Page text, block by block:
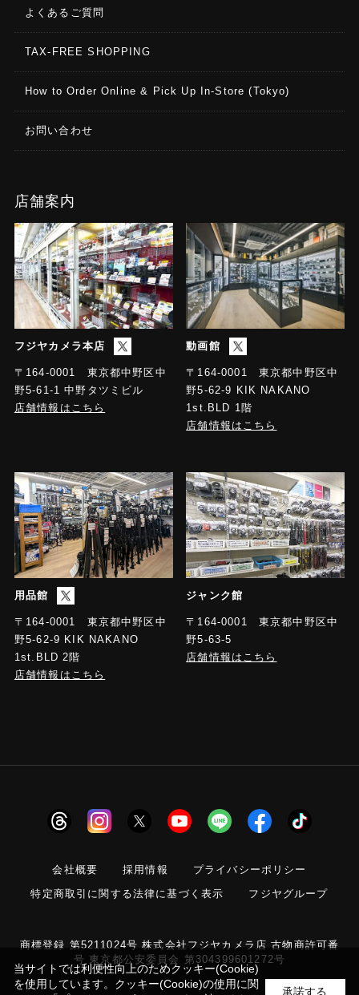
よくあるご質問
TAX-FREE SHOPPING
How to Order Online & Pick Up In-Store (Tokyo)
お問い合わせ
店舗案内
フジヤカメラ本店
〒164-0001 東京都中野区中
野5-61-1 中野タツミビル
店舗情報はこちら
動画館
〒164-0001 東京都中野区中
野5-62-9 KIK NAKANO
1st.BLD 1階
店舗情報はこちら
用品館
〒164-0001 東京都中野区中
野5-62-9 KIK NAKANO
1st.BLD 2階
店舗情報はこちら
ジャンク館
〒164-0001 東京都中野区中
野5-63-5
店舗情報はこちら
会社概要 採用情報
プライバシーポリシー
特定商取引に関する法律に基づく表示
フジヤグループ
商標登録 第5211024号 株式会社フジヤカメラ店 古物商許可番
号 東京都公安委員会 第304399601272号
当サイトでは利便性向上のためクッキー(Cookie)
を使用しています。クッキー(Cookie)の使用に関
承諾する